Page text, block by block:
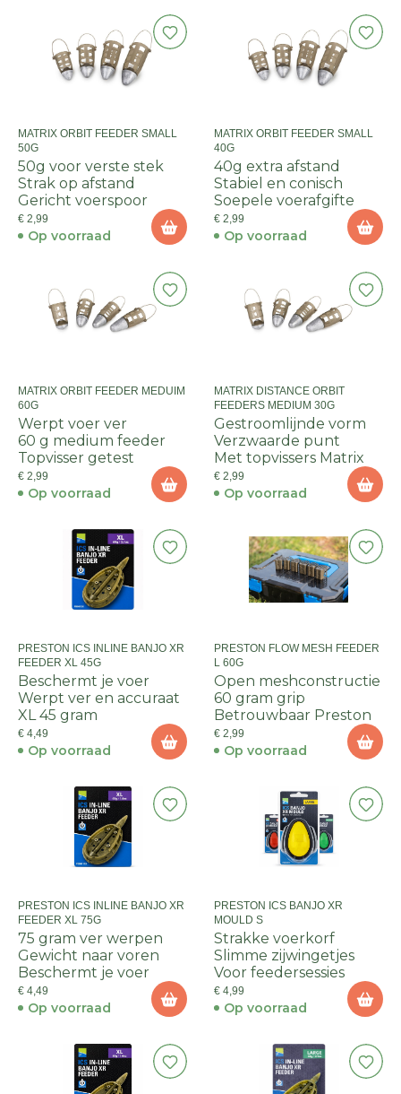
MATRIX ORBIT FEEDER SMALL
50G
50g voor verste stek
Strak op afstand
Gericht voerspoor
€ 2,99
Op voorraad
MATRIX ORBIT FEEDER SMALL
40G
40g extra afstand
Stabiel en conisch
Soepele voerafgifte
€ 2,99
Op voorraad
MATRIX ORBIT FEEDER MEDUIM
60G
Werpt voer ver
60 g medium feeder
Topvisser getest
€ 2,99
Op voorraad
MATRIX DISTANCE ORBIT
FEEDERS MEDIUM 30G
Gestroomlijnde vorm
Verzwaarde punt
Met topvissers Matrix
€ 2,99
Op voorraad
PRESTON ICS INLINE BANJO XR
FEEDER XL 45G
Beschermt je voer
Werpt ver en accuraat
XL 45 gram
€ 4,49
Op voorraad
PRESTON FLOW MESH FEEDER
L 60G
Open meshconstructie
60 gram grip
Betrouwbaar Preston
€ 2,99
Op voorraad
PRESTON ICS INLINE BANJO XR
FEEDER XL 75G
75 gram ver werpen
Gewicht naar voren
Beschermt je voer
€ 4,49
Op voorraad
PRESTON ICS BANJO XR
MOULD S
Strakke voerkorf
Slimme zijwingetjes
Voor feedersessies
€ 4,99
Op voorraad